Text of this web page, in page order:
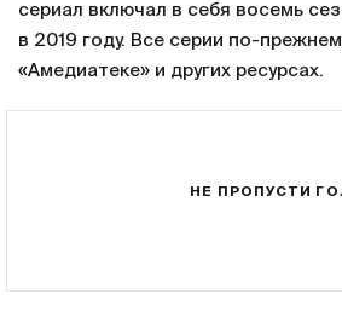
сериал включал в себя восемь
в 2019 году. Все серии по-
«Амедиатеке» и других ресурсах.
НЕ ПРОПУСТИ